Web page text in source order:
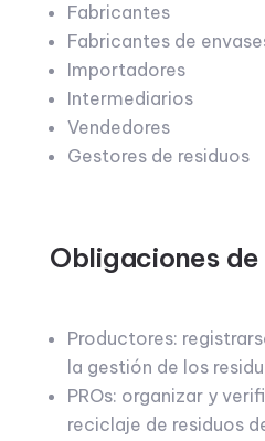
Fabricantes
Fabricantes de
Importadores
Intermediarios
Vendedores
Gestores de residuos
Obligaciones
Productores:
la gestión de los
PROs: organizar y
reciclaje de residuos